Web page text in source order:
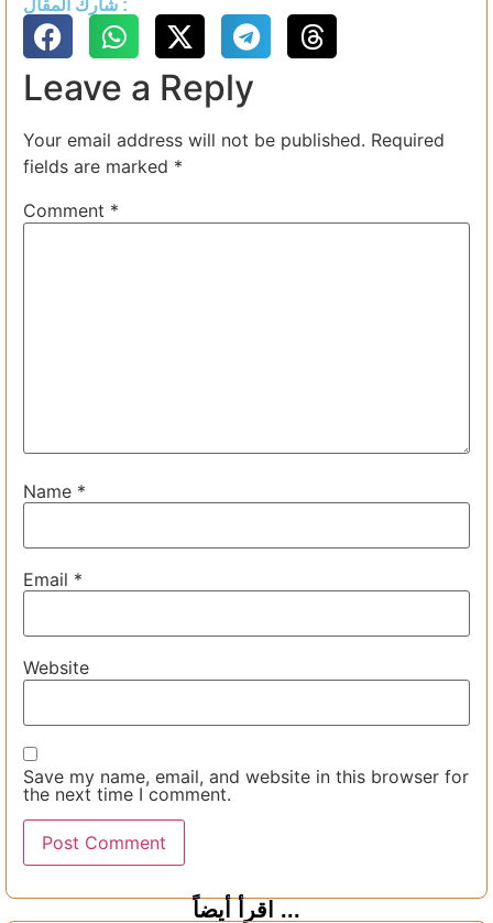
شارك المقال :
Leave a Reply
Your email address will not be published. Required
fields are marked *
Comment *
Name *
Email *
Website
Save my name, email, and website in this browser for
the next time I comment.
اقرأ أيضاً ...